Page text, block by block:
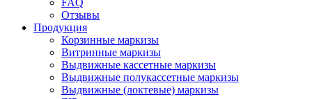
Отзывы
Продукция
Корзинные маркизы
Витринные маркизы
Выдвижные кассетные маркизы
Выдвижные полукассетные маркизы
Выдвижные (локтевые) маркизы